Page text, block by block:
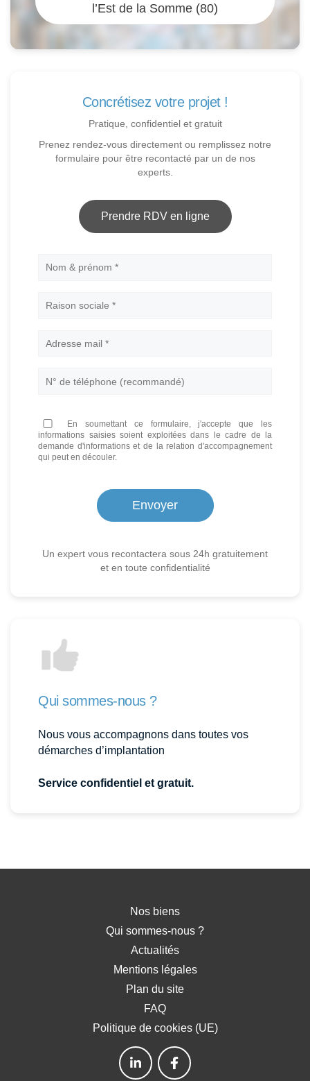
l’Est de la Somme (80)
Concrétisez votre projet !
Pratique, confidentiel et gratuit
Prenez rendez-vous directement ou remplissez notre
formulaire pour être recontacté par un de nos
experts.
Prendre RDV en ligne
Nom
En soumettant ce formulaire, j'accepte que les
informations saisies soient exploitées dans le cadre de la
demande d'informations et de la relation d'accompagnement
qui peut en découler.
Un expert vous recontactera sous 24h gratuitement
et en toute confidentialité
Qui sommes-nous ?
Nous vous accompagnons dans toutes vos
démarches d’implantation
Service confidentiel et gratuit.
Nos biens
Qui sommes-nous ?
Actualités
Mentions légales
Plan du site
FAQ
Politique de cookies (UE)